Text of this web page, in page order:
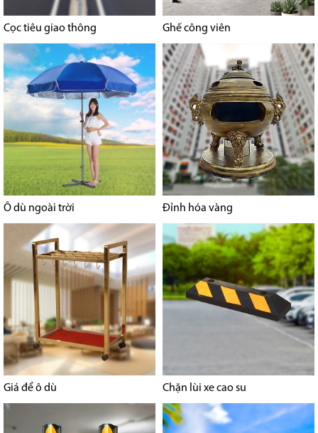
Cọc tiêu giao thông Ghế công viên
Ô dù ngoài trời Đỉnh hóa vàng
Giá để ô dù Chặn lùi xe cao su